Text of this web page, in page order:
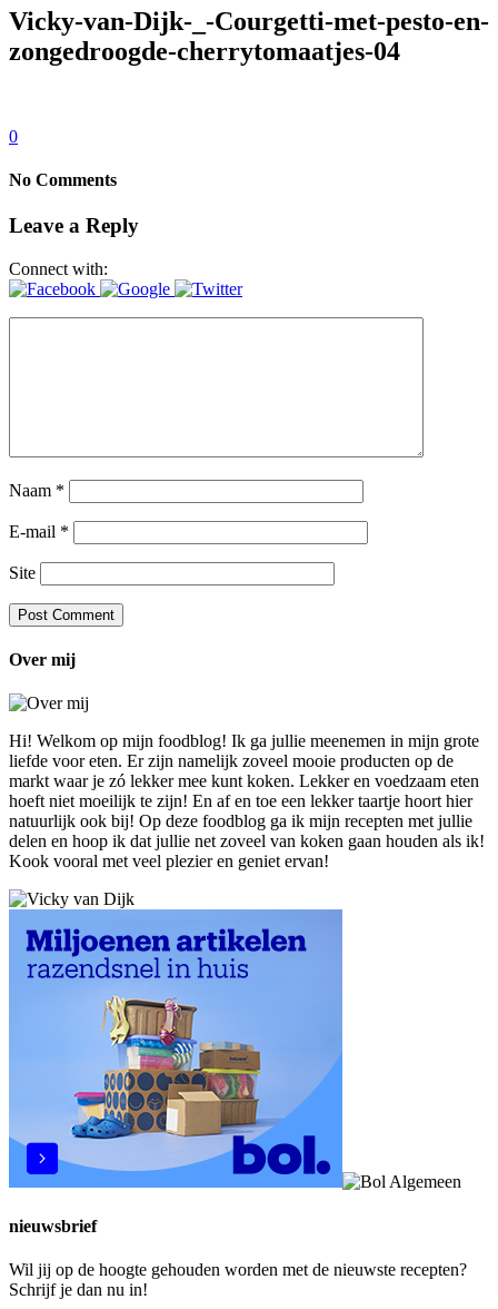
Vicky-van-Dijk-_-Courgetti-met-pesto-en-
zongedroogde-cherrytomaatjes-04
0
No Comments
Leave a Reply
Connect with:
Naam *
E-mail *
Site
Over mij
Hi! Welkom op mijn foodblog! Ik ga jullie meenemen in mijn grote
liefde voor eten. Er zijn namelijk zoveel mooie producten op de
markt waar je zó lekker mee kunt koken. Lekker en voedzaam eten
hoeft niet moeilijk te zijn! En af en toe een lekker taartje hoort hier
natuurlijk ook bij! Op deze foodblog ga ik mijn recepten met jullie
delen en hoop ik dat jullie net zoveel van koken gaan houden als ik!
Kook vooral met veel plezier en geniet ervan!
nieuwsbrief
Wil jij op de hoogte gehouden worden met de nieuwste recepten?
Schrijf je dan nu in!